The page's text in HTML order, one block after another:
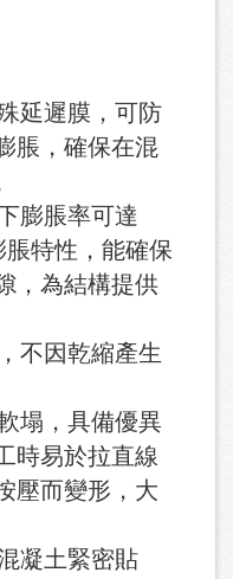
延遲膜，可防
脹，確保在混
膨脹率可達
脹特性，能確保
，為結構提供
不因乾縮產生
塌，具備優異
時易於拉直線
壓而變形，大
凝土緊密貼